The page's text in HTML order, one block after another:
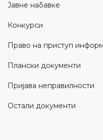
Јавне набавке
Конкурси
Право на приступ
Плански документи
Пријава неправилности
Остали документи